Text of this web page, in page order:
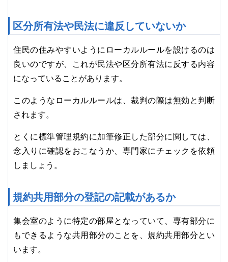
区分所有法や民法に違反していないか
住民の住みやすいようにローカルルールを設けるのは
良いのですが、これが民法や区分所有法に反する内容
になっていることがあります。
このようなローカルルールは、裁判の際は無効と判断
されます。
とくに標準管理規約に加筆修正した部分に関しては、
念入りに確認をおこなうか、専門家にチェックを依頼
しましょう。
規約共用部分の登記の記載があるか
集会室のように特定の部屋となっていて、専有部分に
もできるような共用部分のことを、規約共用部分とい
います。